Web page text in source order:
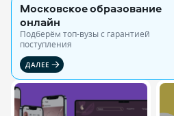
Московское образование
онлайн
Подберём топ-вузы c гарантией
поступления
ДАЛЕЕ